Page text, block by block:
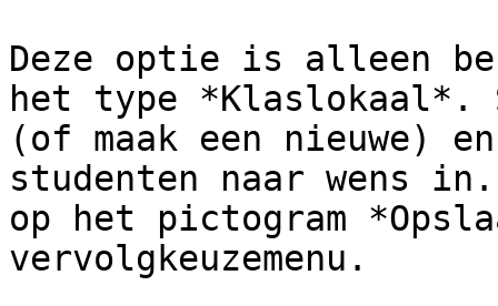
Deze optie is alleen
het type *Klaslokaal*.
(of maak een nieuwe)
studenten naar wens
op het pictogram
vervolgkeuzemenu.